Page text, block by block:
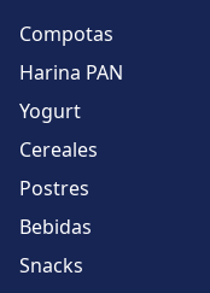
Compotas
Harina PAN
Yogurt
Cereales
Postres
Bebidas
Snacks